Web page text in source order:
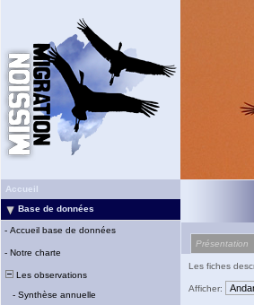
Accueil
Base de données
- Accueil base de données
- Notre charte
Les observations
- Synthèse annuelle
Présentation
Les fiches
Afficher: